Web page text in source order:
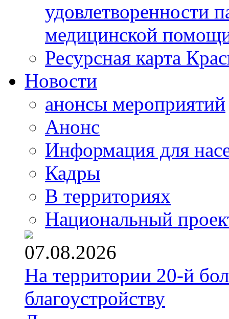
удовлетворенности
медицинской
Ресурсная карта
Новости
анонсы мероприятий
Анонс
Информация для
Кадры
В территориях
Национальный
07.08.2026
На территории 20-й
благоустройству